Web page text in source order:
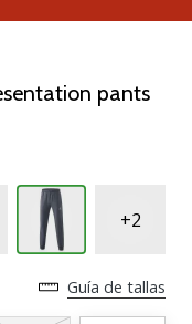
pants
+2
Guía de tallas